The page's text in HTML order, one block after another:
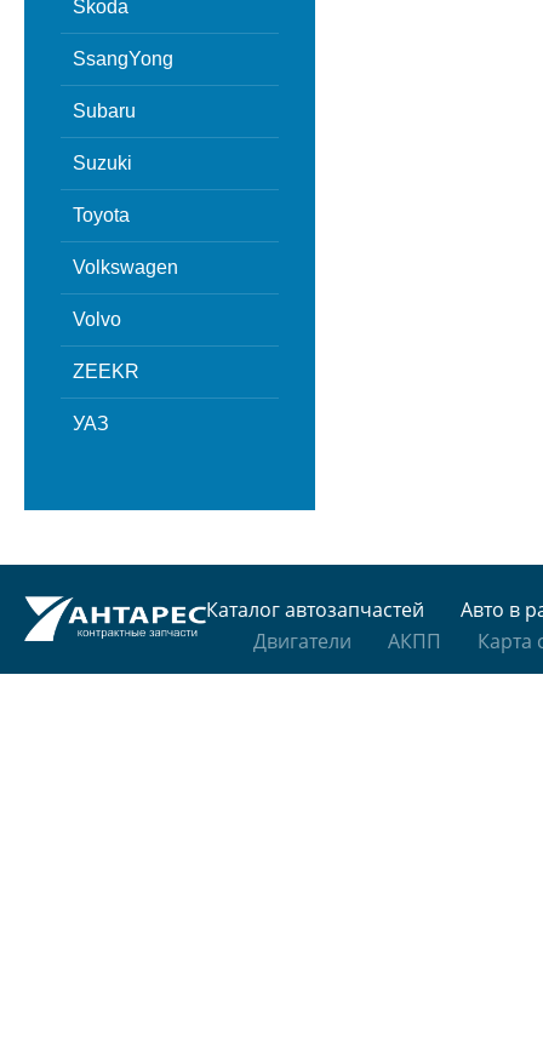
Skoda
SsangYong
Subaru
Suzuki
Toyota
Volkswagen
Volvo
ZEEKR
УАЗ
Каталог автозапчастей
Авто в
Двигатели
АКПП Карта